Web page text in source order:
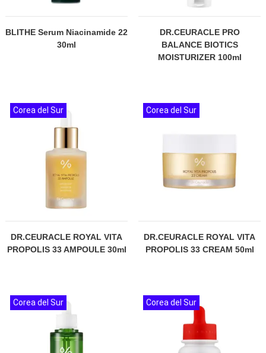
BLITHE Serum Niacinamide 22
30ml
DR.CEURACLE PRO
BALANCE BIOTICS
MOISTURIZER 100ml
DR.CEURACLE ROYAL VITA
PROPOLIS 33 AMPOULE 30ml
Corea del Sur
DR.CEURACLE ROYAL VITA
PROPOLIS 33 CREAM 50ml
Corea del Sur
Corea del Sur Corea del Sur